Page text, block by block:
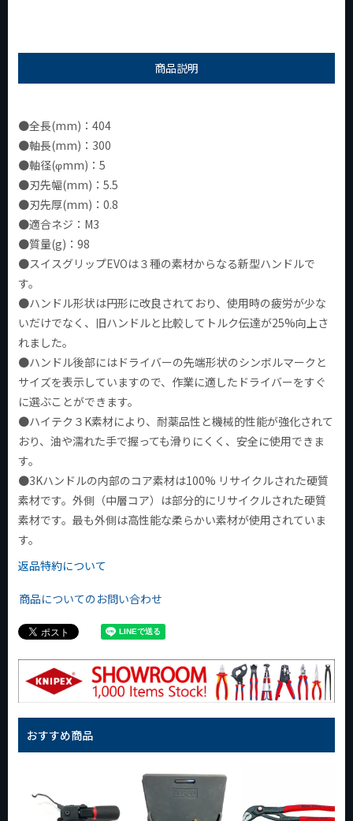
商品説明
●全長(mm)：404
●軸長(mm)：300
●軸径(φmm)：5
●刃先幅(mm)：5.5
●刃先厚(mm)：0.8
●適合ネジ：M3
●質量(g)：98
●スイスグリップEVOは３種の素材からなる新型ハンドルで
す。
●ハンドル形状は円形に改良されており、使用時の疲労が少な
いだけでなく、旧ハンドルと比較してトルク伝達が25%向上さ
れました。
●ハンドル後部にはドライバーの先端形状のシンボルマークと
サイズを表示していますので、作業に適したドライバーをすぐ
に選ぶことができます。
●ハイテク３K素材により、耐薬品性と機械的性能が強化されて
おり、油や濡れた手で握っても滑りにくく、安全に使用できま
す。
●3Kハンドルの内部のコア素材は100% リサイクルされた硬質
素材です。外側（中層コア）は部分的にリサイクルされた硬質
素材です。最も外側は高性能な柔らかい素材が使用されていま
す。
返品特約について
商品についてのお問い合わせ
おすすめ商品